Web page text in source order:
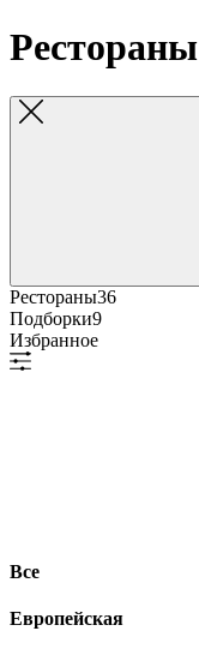
Рестораны
Рестораны36
Подборки9
Избранное
Все
Европейская